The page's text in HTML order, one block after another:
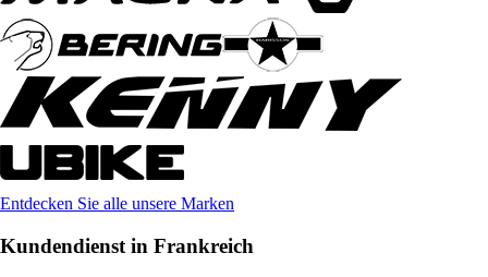
Entdecken Sie alle unsere Marken
Kundendienst in Frankreich